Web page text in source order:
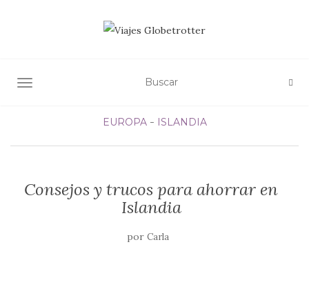
ALTERNAR NAVEGACIÓN
EUROPA ISLANDIA
Consejos y trucos para ahorrar en
Islandia
por Carla